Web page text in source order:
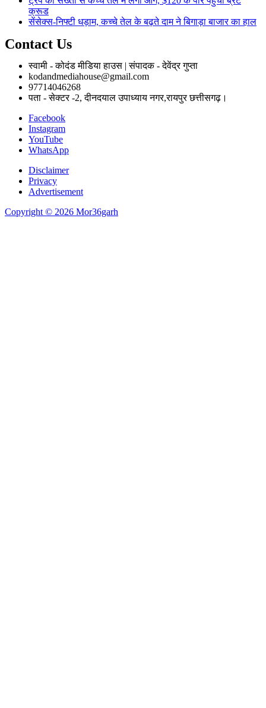
क्रूड
सेंसेक्स-निफ्टी धड़ाम, कच्चे तेल के बढ़ते दाम ने बिगाड़ा बाजार का हाल
Contact Us
स्वामी - कोदंड मीडिया हाउस | संपादक - देवेंद्र गुप्ता
kodandmediahouse@gmail.com
97714046268
पता - सेक्टर -2, दीनदयाल उपाध्याय नगर,रायपुर छत्तीसगढ़।
Facebook
Instagram
YouTube
WhatsApp
Disclaimer
Privacy
Advertisement
Copyright © 2026 Mor36garh